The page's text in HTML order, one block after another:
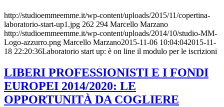
http://studioemmeemme.it/wp-content/uploads/2015/11/copertina-
laboratorio-start-up1.jpg 262 294 Marcello Marzano
http://studioemmeemme.it/wp-content/uploads/2014/10/studio-MM-
Logo-azzurro.png Marcello Marzano2015-11-06 10:04:042015-11-
18 22:20:36Laboratorio start up: è on line il modulo per le iscrizioni
LIBERI PROFESSIONISTI E I FONDI
EUROPEI 2014/2020: LE
OPPORTUNITÀ DA COGLIERE